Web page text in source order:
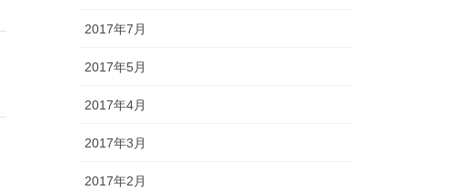
2017年7月
2017年5月
2017年4月
2017年3月
2017年2月